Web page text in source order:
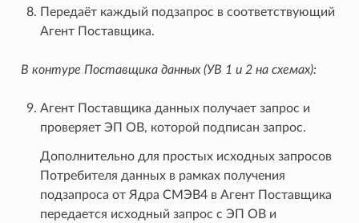
Передаёт каждый подзапрос в соответствующий
Агент Поставщика.
В контуре Поставщика данных (УВ 1 и 2 на схемах):
Агент Поставщика данных получает запрос и
проверяет ЭП ОВ, которой подписан запрос.
Дополнительно для простых исходных запросов
Потребителя данных в рамках получения
подзапроса от Ядра СМЭВ4 в Агент Поставщика
передается исходный запрос с ЭП ОВ и